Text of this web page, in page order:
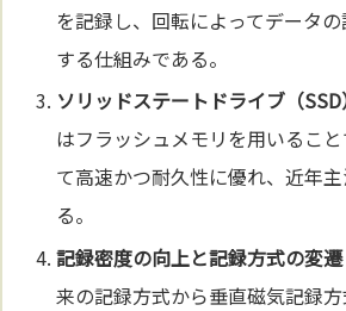
を記録し、回転によってデータ
する仕組みである。
ソリッドステートドライブ （
はフラッシュメモリを用いるこ
て高速かつ耐久性に優れ、近年
る。
記録密度の向上と記録方式の変遷
来の記録方式から垂直磁気記録